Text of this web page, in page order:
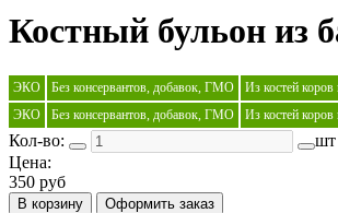
Костный бульон из
ЭКО Без консервантов, добавок, ГМО
Из костей коров
ЭКО
Без консервантов, добавок, ГМО Из костей коров
Кол-во:
шт
Цена:
350 руб
В корзину Оформить заказ